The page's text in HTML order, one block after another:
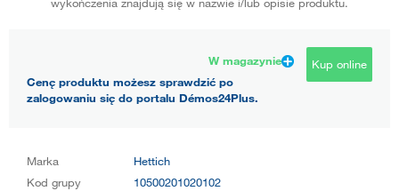
W magazynie
Cenę produktu możesz sprawdzić po
zalogowaniu się do portalu Démos24Plus.
Kup online
Marka
Hettich
Kod grupy
10500201020102